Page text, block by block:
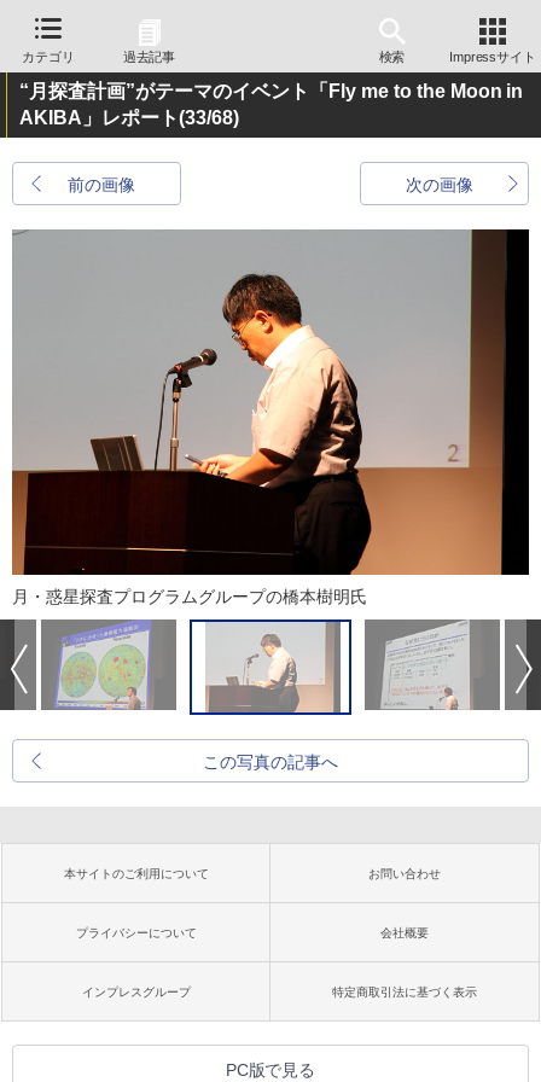
カテゴリ 過去記事 検索 Impressサイト
“月探査計画”がテーマのイベント「Fly me to the Moon in
AKIBA」レポート(33/68)
前の画像 次の画像
月・惑星探査プログラムグループの橋本樹明氏
この写真の記事へ
本サイトのご利用について お問い合わせ
プライバシーについて 会社概要
インプレスグループ 特定商取引法に基づく表示
PC版で見る